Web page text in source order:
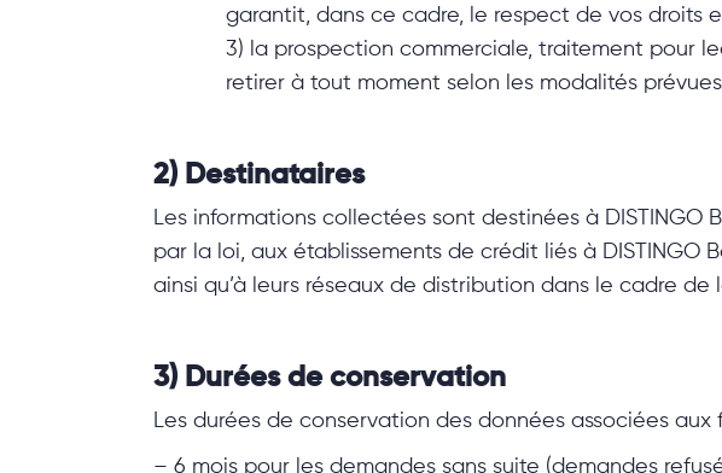
garantit, dans ce cadre, le respect de vos droits
3) la prospection commerciale, traitement pour
retirer à tout moment selon les modalités
2) Destinataires
Les informations collectées sont destinées à DISTINGO
par la loi, aux établissements de crédit liés à DISTINGO
ainsi qu’à leurs réseaux de distribution dans le cadre
3) Durées de conservation
Les durées de conservation des données associées aux
– 6 mois pour les demandes sans suite (demandes